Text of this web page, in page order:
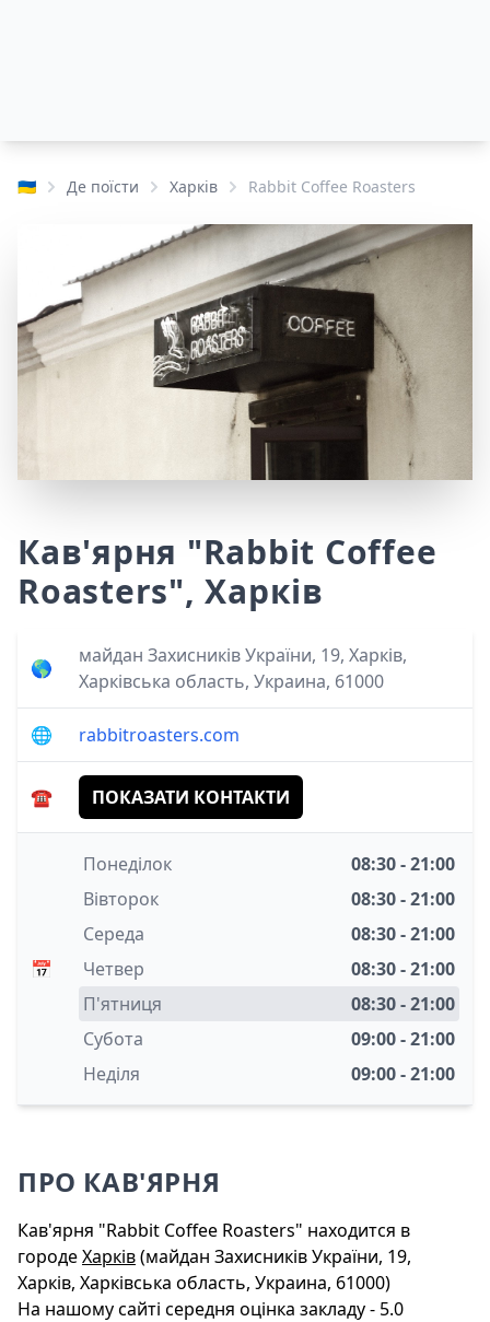
🇺🇦 Де поїсти Харків Rabbit Coffee Roasters
Кав'ярня "Rabbit Coffee
Roasters", Харків
🌎
майдан Захисників України, 19, Харків,
Харківська область, Украина, 61000
🌐 rabbitroasters.com
☎️ ПОКАЗАТИ КОНТАКТИ
📅
Понеділок
08:30 - 21:00
Вівторок
08:30 - 21:00
Середа
08:30 - 21:00
Четвер
08:30 - 21:00
П'ятниця
08:30 - 21:00
Субота
09:00 - 21:00
Неділя
09:00 - 21:00
ПРО КАВ'ЯРНЯ
Кав'ярня "Rabbit Coffee Roasters" находится в
городеХарків(майдан Захисників України, 19,
Харків, Харківська область, Украина, 61000)
На нашому сайті середня оцінка закладу - 5.0